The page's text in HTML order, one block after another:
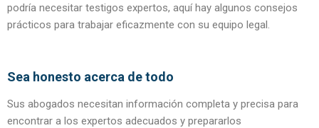
podría necesitar testigos expertos, aquí hay algunos consejos
prácticos para trabajar eficazmente con su equipo legal.
Sea honesto acerca de todo
Sus abogados necesitan información completa y precisa para
encontrar a los expertos adecuados y prepararlos